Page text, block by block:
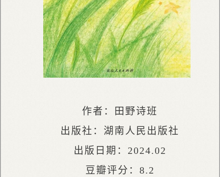
作者：田野诗班
出版社：湖南人民出版社
出版日期：2024.02
豆瓣评分：8.2